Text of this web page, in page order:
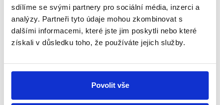
sdílíme se svými partnery pro sociální média, inzerci a
analýzy. Partneři tyto údaje mohou zkombinovat s
dalšími informacemi, které jste jim poskytli nebo které
získali v důsledku toho, že používáte jejich služby.
Povolit vše
Sociální sítě
Nenechte si ujít nejnovější události
z Demagog.cz. Sdílením našich
příspěvků přátelům podpoříte naši